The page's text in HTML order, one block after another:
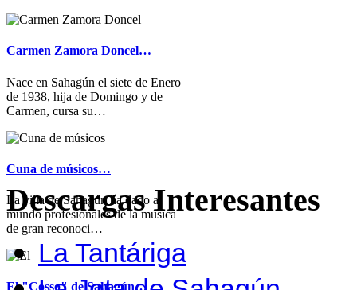
Carmen Zamora Doncel…
Nace en Sahagún el siete de Enero
de 1938, hija de Domingo y de
Carmen, cursa su…
Cuna de músicos…
La villa de Sahagún ha dado al
mundo profesionales de la música
de gran reconoci…
El "Cosso" de Sahagún…
Descargas Interesantes
La Tantáriga